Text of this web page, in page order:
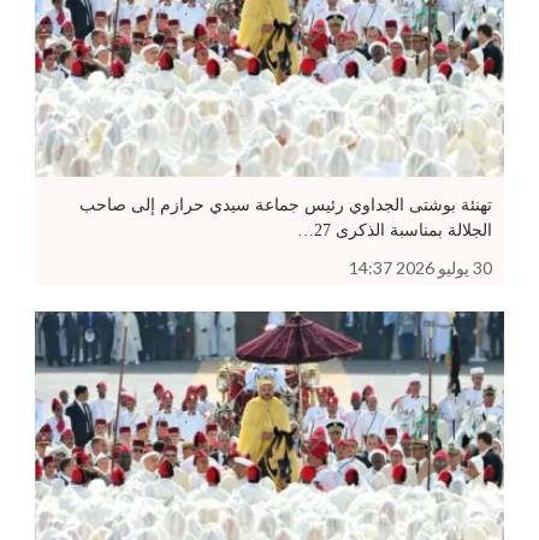
تهنئة بوشتى الجداوي رئيس جماعة سيدي حرازم إلى صاحب
الجلالة بمناسبة الذكرى 27…
30 يوليو 2026 14:37